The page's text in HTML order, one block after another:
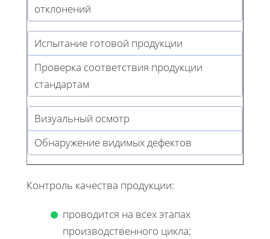
отклонений
Испытание готовой продукции
Проверка соответствия продукции
стандартам
Визуальный осмотр
Обнаружение видимых дефектов
Контроль качества продукции:
проводится на всех этапах
производственного цикла;